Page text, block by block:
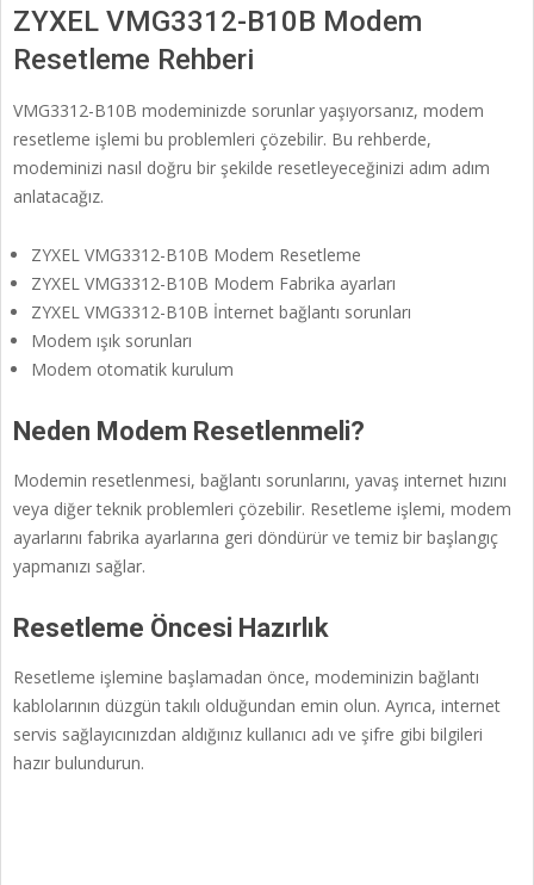
ZYXEL VMG3312-B10B Modem
Resetleme Rehberi
VMG3312-B10B modeminizde sorunlar yaşıyorsanız, modem
resetleme işlemi bu problemleri çözebilir. Bu rehberde,
modeminizi nasıl doğru bir şekilde resetleyeceğinizi adım adım
anlatacağız.
ZYXEL VMG3312-B10B Modem Resetleme
ZYXEL VMG3312-B10B Modem Fabrika ayarları
ZYXEL VMG3312-B10B İnternet bağlantı sorunları
Modem ışık sorunları
Modem otomatik kurulum
Neden Modem Resetlenmeli?
Modemin resetlenmesi, bağlantı sorunlarını, yavaş internet hızını
veya diğer teknik problemleri çözebilir. Resetleme işlemi, modem
ayarlarını fabrika ayarlarına geri döndürür ve temiz bir başlangıç
yapmanızı sağlar.
Resetleme Öncesi Hazırlık
Resetleme işlemine başlamadan önce, modeminizin bağlantı
kablolarının düzgün takılı olduğundan emin olun. Ayrıca, internet
servis sağlayıcınızdan aldığınız kullanıcı adı ve şifre gibi bilgileri
hazır bulundurun.